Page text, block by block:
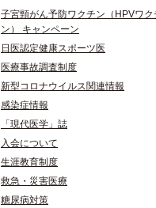
子宮頸がん予防ワクチン（HPVワク
ン） キャンペーン
日医認定健康スポーツ医
医療事故調査制度
新型コロナウイルス関連情報
感染症情報
「現代医学」誌
入会について
生涯教育制度
救急・災害医療
糖尿病対策